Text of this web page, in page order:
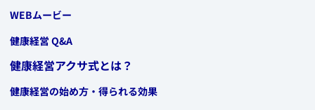
WEBムービー
健康経営 Q&A
健康経営アクサ式とは？
健康経営の始め方・得られる効果